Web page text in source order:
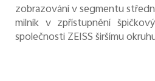
zobrazování v segmentu
milník v zpřístupnění
společnosti ZEISS širšímu